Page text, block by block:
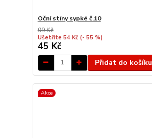
Oční stíny sypké č.10
99 Kč
Ušetříte 54 Kč (- 55 %)
45 Kč
Přidat do košíku
Akce